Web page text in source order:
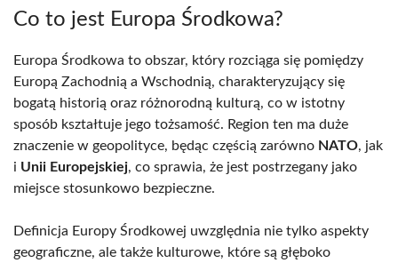
Co to jest Europa Środkowa?
Europa Środkowa to obszar, który rozciąga się pomiędzy
Europą Zachodnią a Wschodnią, charakteryzujący się
bogatą historią oraz różnorodną kulturą, co w istotny
sposób kształtuje jego tożsamość. Region ten ma duże
znaczenie w geopolityce, będąc częścią zarówno NATO, jak
i Unii Europejskiej, co sprawia, że jest postrzegany jako
miejsce stosunkowo bezpieczne.
Definicja Europy Środkowej uwzględnia nie tylko aspekty
geograficzne, ale także kulturowe, które są głęboko